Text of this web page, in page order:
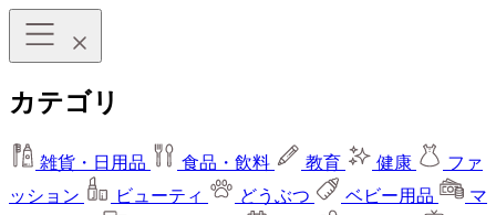
カテゴリ
雑貨・日用品 食品・飲料 教育 健康
ファ
ッション
ビューティ どうぶつ ベビー用品
マ